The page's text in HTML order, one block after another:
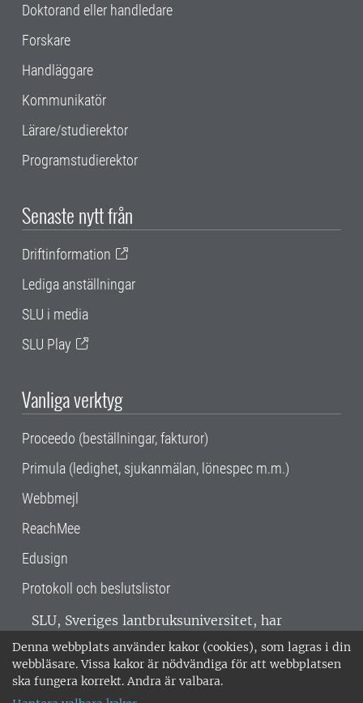
Denna webbplats använder kakor (cookies), som lagras i din
webbläsare. Vissa kakor är nödvändiga för att webbplatsen
ska fungera korrekt. Andra är valbara.
Doktorand eller handledare
Forskare
Handläggare
Kommunikatör
Lärare/studierektor
Programstudierektor
Senaste nytt från
Driftinformation
Lediga anställningar
SLU i media
SLU Play
Vanliga verktyg
Proceedo (beställningar, fakturor)
Primula (ledighet, sjukanmälan, lönespec m.m.)
Webbmejl
ReachMee
Edusign
Protokoll och beslutslistor
SLU, Sveriges lantbruksuniversitet, har
verksamhet över hela Sverige. Huvudorter är
Alnarp, Uppsala och Umeå.SLU är
miljöcertifierat enligt ISO 14001. •
018-67 10 00 • Org nr: 202100-2817 •